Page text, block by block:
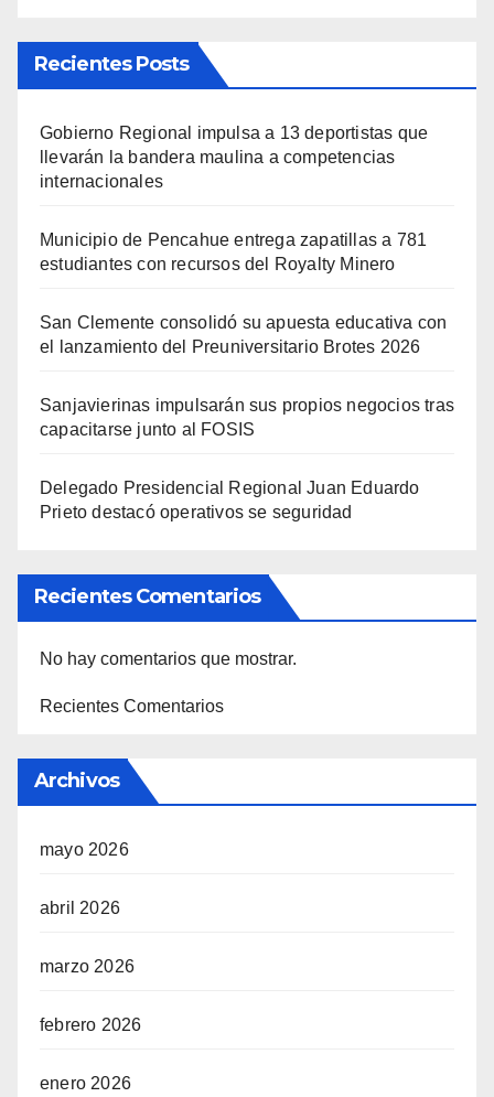
Recientes Posts
Gobierno Regional impulsa a 13 deportistas que
llevarán la bandera maulina a competencias
internacionales
Municipio de Pencahue entrega zapatillas a 781
estudiantes con recursos del Royalty Minero
San Clemente consolidó su apuesta educativa con
el lanzamiento del Preuniversitario Brotes 2026
Sanjavierinas impulsarán sus propios negocios tras
capacitarse junto al FOSIS
Delegado Presidencial Regional Juan Eduardo
Prieto destacó operativos se seguridad
Recientes Comentarios
No hay comentarios que mostrar.
Recientes Comentarios
Archivos
mayo 2026
abril 2026
marzo 2026
febrero 2026
enero 2026